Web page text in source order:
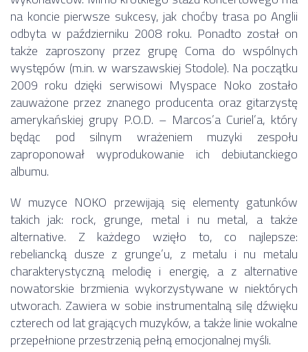
na koncie pierwsze sukcesy, jak choćby trasa po Anglii
odbyta w październiku 2008 roku. Ponadto został on
także zaproszony przez grupę Coma do wspólnych
występów (m.in. w warszawskiej Stodole). Na początku
2009 roku dzięki serwisowi Myspace Noko zostało
zauważone przez znanego producenta oraz gitarzystę
amerykańskiej grupy P.O.D. – Marcos’a Curiel’a, który
będąc pod silnym wrażeniem muzyki zespołu
zaproponował wyprodukowanie ich debiutanckiego
albumu.
W muzyce NOKO przewijają się elementy gatunków
takich jak: rock, grunge, metal i nu metal, a także
alternative. Z każdego wzięło to, co najlepsze:
rebeliancką dusze z grunge’u, z metalu i nu metalu
charakterystyczną melodię i energię, a z alternative
nowatorskie brzmienia wykorzystywane w niektórych
utworach. Zawiera w sobie instrumentalną silę dźwięku
czterech od lat grających muzyków, a także linie wokalne
przepełnione przestrzenią pełną emocjonalnej myśli.